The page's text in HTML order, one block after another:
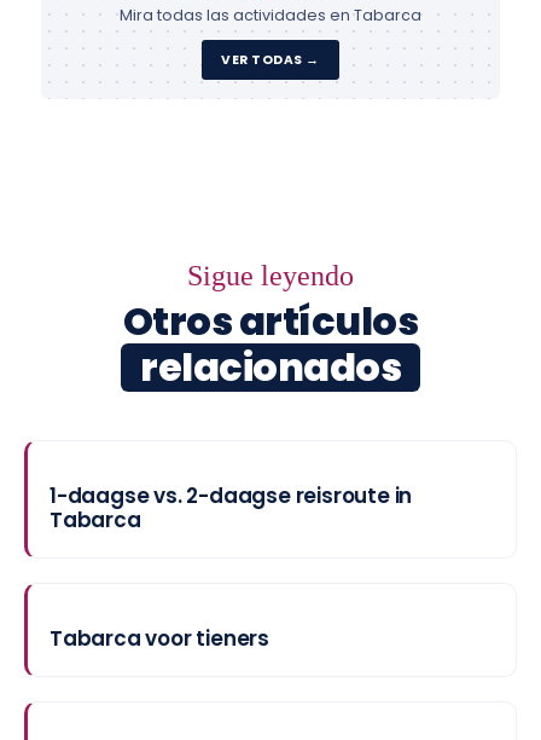
Mira todas las actividades en Tabarca
VER TODAS →
Sigue leyendo
Otros artículos
relacionados
1-daagse vs. 2-daagse reisroute in
Tabarca
Tabarca voor tieners